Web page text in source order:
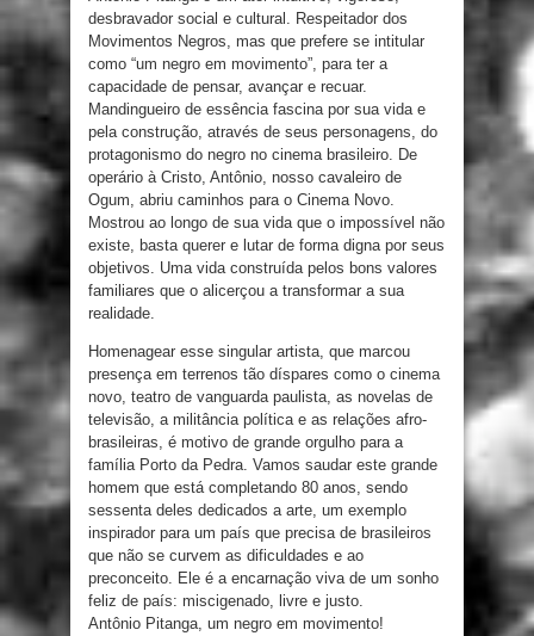
desbravador social e cultural. Respeitador dos
Movimentos Negros, mas que prefere se intitular
como “um negro em movimento”, para ter a
capacidade de pensar, avançar e recuar.
Mandingueiro de essência fascina por sua vida e
pela construção, através de seus personagens, do
protagonismo do negro no cinema brasileiro. De
operário à Cristo, Antônio, nosso cavaleiro de
Ogum, abriu caminhos para o Cinema Novo.
Mostrou ao longo de sua vida que o impossível não
existe, basta querer e lutar de forma digna por seus
objetivos. Uma vida construída pelos bons valores
familiares que o alicerçou a transformar a sua
realidade.
Homenagear esse singular artista, que marcou
presença em terrenos tão díspares como o cinema
novo, teatro de vanguarda paulista, as novelas de
televisão, a militância política e as relações afro-
brasileiras, é motivo de grande orgulho para a
família Porto da Pedra. Vamos saudar este grande
homem que está completando 80 anos, sendo
sessenta deles dedicados a arte, um exemplo
inspirador para um país que precisa de brasileiros
que não se curvem as dificuldades e ao
preconceito. Ele é a encarnação viva de um sonho
feliz de país: miscigenado, livre e justo.
Antônio Pitanga, um negro em movimento!